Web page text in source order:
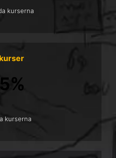
kurserna
kurserna